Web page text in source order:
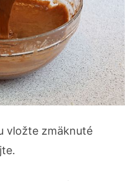
vložte zmäknuté